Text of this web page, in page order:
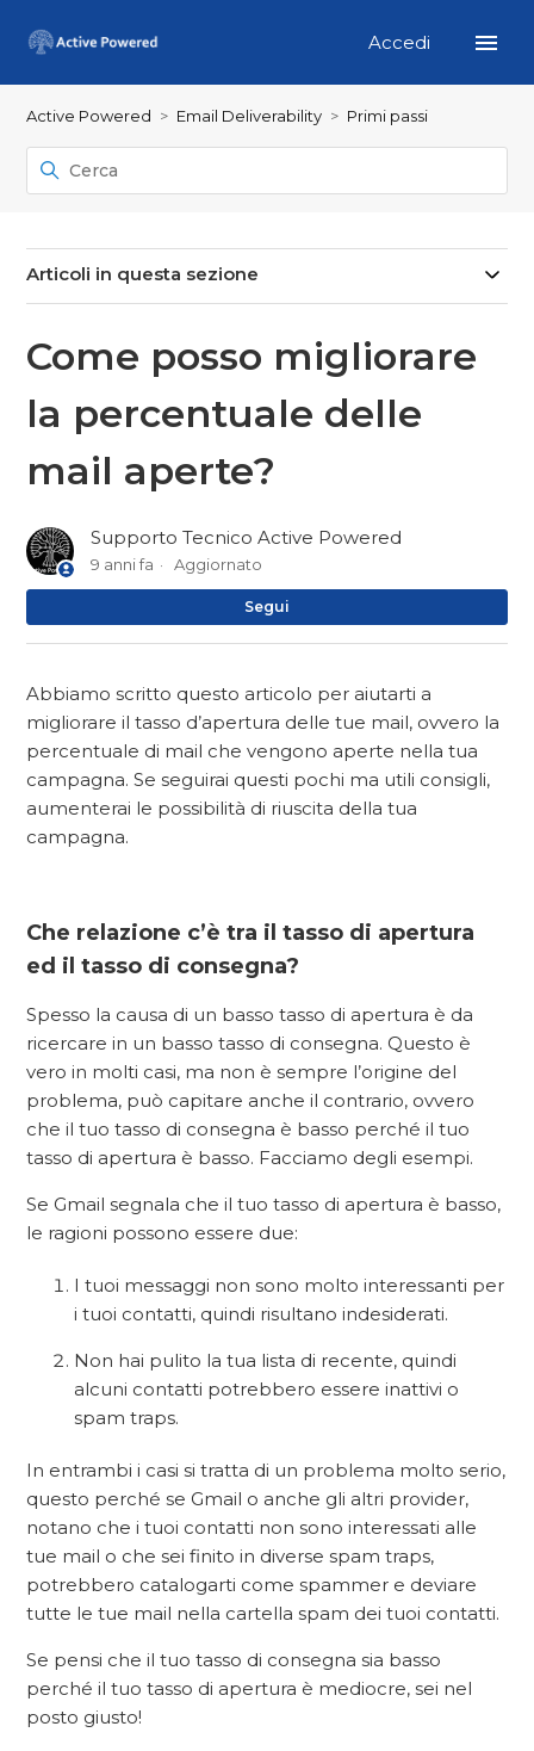
Accedi
Active Powered Email Deliverability Primi passi
Articoli in questa sezione
Come posso migliorare
la percentuale delle
mail aperte?
Supporto Tecnico Active Powered
9 anni fa Aggiornato
Segui
Abbiamo scritto questo articolo per aiutarti a
migliorare il tasso d’apertura delle tue mail, ovvero la
percentuale di mail che vengono aperte nella tua
campagna. Se seguirai questi pochi ma utili consigli,
aumenterai le possibilità di riuscita della tua
campagna.
Che relazione c’è tra il tasso di apertura
ed il tasso di consegna?
Spesso la causa di un basso tasso di apertura è da
ricercare in un basso tasso di consegna. Questo è
vero in molti casi, ma non è sempre l’origine del
problema, può capitare anche il contrario, ovvero
che il tuo tasso di consegna è basso perché il tuo
tasso di apertura è basso. Facciamo degli esempi.
Se Gmail segnala che il tuo tasso di apertura è basso,
le ragioni possono essere due:
I tuoi messaggi non sono molto interessanti per
i tuoi contatti, quindi risultano indesiderati.
Non hai pulito la tua lista di recente, quindi
alcuni contatti potrebbero essere inattivi o
spam traps.
In entrambi i casi si tratta di un problema molto serio,
questo perché se Gmail o anche gli altri provider,
notano che i tuoi contatti non sono interessati alle
tue mail o che sei finito in diverse spam traps,
potrebbero catalogarti come spammer e deviare
tutte le tue mail nella cartella spam dei tuoi contatti.
Se pensi che il tuo tasso di consegna sia basso
perché il tuo tasso di apertura è mediocre, sei nel
posto giusto!